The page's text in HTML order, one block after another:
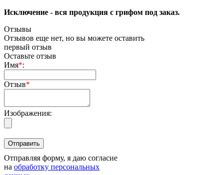
Исключение - вся продукция с грифом под заказ.
Отзывы
Отзывов еще нет, но вы можете оставить
первый отзыв
Оставьте отзыв
Имя*:
Отзыв*
Изображения:
Отправляя форму, я даю согласие
на обработку персональных